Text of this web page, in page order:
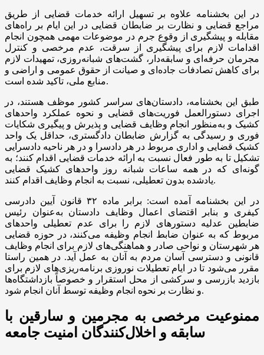
در این بخشنامه علاوه بر تسهیل ارائه خدمات قضایی از طریق
مراجع قضایی و نظارت بر ضابطان قضایی در این ایام بر راه‌های
مقابله و پیشگیری از وقوع جرم در موضوعات مهمی همچون انجام
اقدامات لازم برای پیشگیری از سرقت، عدم مرخصی و کنترل
مجرمان حرفه‌ای و سابقه‌دار، گشت‌های شبانه‌روزی، تمهیدات لازم
برای کاهش تصادفات جاده‌ای و صیانت از حقوق عمومی و اراضی و
منابع ملی، تاکید شده است.
طبق این بخشنامه، دادستان‌های سراسر کشور موظف هستند، در
اجرای دستورالعمل فوریت‌های قضایی و نحوه عملکرد واحدهای
کشیک و به‌منظور انجام وظایف قضایی و پذیرش و پیگیری شکایات
فوری و رسیدگی به گزارش ضابطان دادگستری، حداقل یک واحد
کشیک قضایی و اداری مربوط در هر دادسرا و در هر ناحیه دادسرایی
تشکیل تا به طور فعال نسبت به ارائه خدمات قضایی اقدام کنند؛ به
گونه‌ای که در همه ساعات شبانه روز واحدهای کشیک قضایی
یادشده بدون تعطیلی، نسبت به انجام وظایف اقدام کنند.
در این بخشنامه آمده است: برابر ماده ۳۲ قانون آیین دادرسی
کیفری و بنابر اقتضای اعمال وظایف دادستان به‌عنوان رئیس
ضابطین عدلیه دستورهای لازم را برای عدم تعطیلی واحدهای
مربوط که به عنوان ضابط انجام وظیفه می‌کنند، در حوزه قضایی
هر شهرستان و نواحی صادر و هماهنگی‌های لازم برای انجام وظایف
قانونی و دسترسی آسان مردم به آنان به عمل آید. در همین راستا
مقرر می‌شود تا در ایام تعطیلات نوروزی برنامه‌ریزی‌های لازم برای
بازدید بازرسی و سرکشی از محل استقرار و خصوصاً بازداشتگاه‌ها
و نظارت بر نحوه انجام وظیفه توسط آنان انجام شود.
ممنوعیت مرخصی به مجرمین و سارقین با
سابقه و اخلال‌کنندگان امنیت جامعه